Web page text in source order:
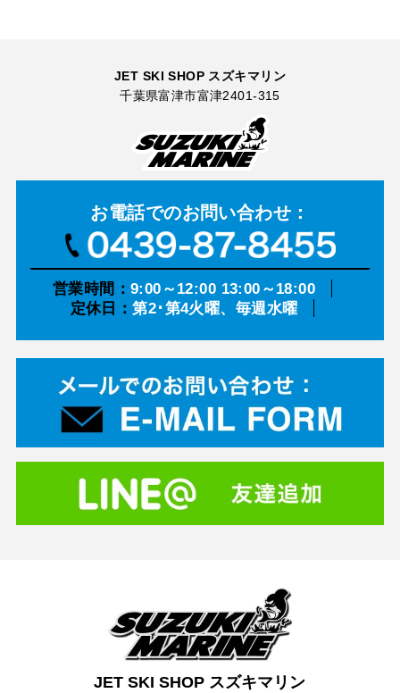
JET SKI SHOP スズキマリン
千葉県富津市富津2401-315
お電話でのお問い合わせ：
営業時間： 9:00～12:00 13:00～18:00
定休日：第2･第4火曜、毎週水曜
JET SKI SHOP スズキマリン